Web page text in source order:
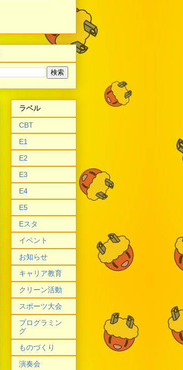
ラベル
CBT
E1
E2
E3
E4
E5
Eスタ
イベント
お知らせ
キャリア教育
クリーン活動
スポーツ大会
プログラミン
グ
ものづくり
演奏会